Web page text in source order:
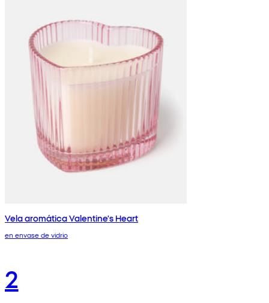
Vela aromática Valentine's Heart
en envase de vidrio
2